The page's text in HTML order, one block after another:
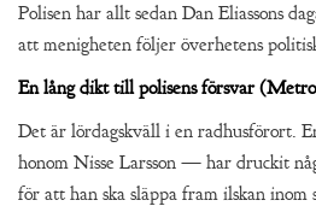
Polisen har allt sedan Dan Eliassons
att menigheten följer överhetens
En lång dikt till polisens försvar
Det är lördagskväll i en radhusförort.
honom Nisse Larsson — har druckit
för att han ska släppa fram ilskan